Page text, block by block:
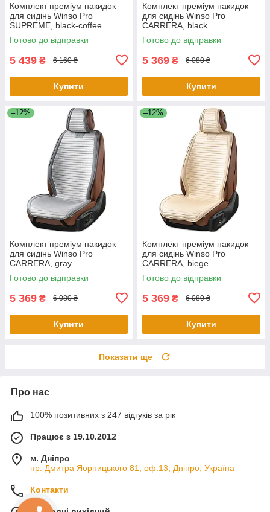
Комплект преміум накидок
для сидінь Winso Pro
SUPREME, black-coffee
Готово до відправки
5 439 ₴ 6 160 ₴
Купити
Комплект преміум накидок
для сидінь Winso Pro
СARRERA, black
Готово до відправки
5 369 ₴ 6 080 ₴
Купити
–12%
Комплект преміум накидок
для сидінь Winso Pro
СARRERA, gray
Готово до відправки
5 369 ₴ 6 080 ₴
Купити
–12%
Комплект преміум накидок
для сидінь Winso Pro
СARRERA, biege
Готово до відправки
5 369 ₴ 6 080 ₴
Купити
Показати ще
Про нас
100% позитивних з 247 відгуків за рік
Працює з 19.10.2012
м. Дніпро
пр. Дмитра Яорницького 81, оф.13, Дніпро, Україна
Контакти